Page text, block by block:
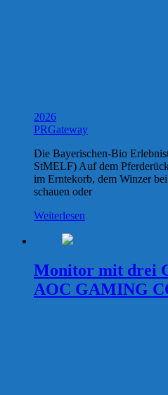
2026
PRGateway
Die Bayerischen-Bio
StMELF) Auf dem
im Erntekorb, dem Winzer
schauen oder
Weiterlesen
Monitor mit drei
AOC GAMING